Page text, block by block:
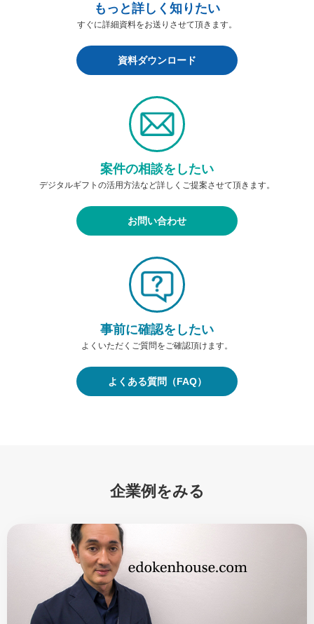
もっと詳しく知りたい
すぐに詳細資料をお送りさせて頂きます。
資料ダウンロード
案件の相談をしたい
デジタルギフトの活用方法など詳しくご提案させて頂きます。
お問い合わせ
事前に確認をしたい
よくいただくご質問をご確認頂けます。
よくある質問（FAQ）
企業例をみる